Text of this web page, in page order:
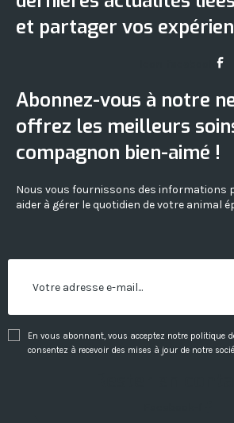
et partager vos
Abonnez-vous à notre
offrez les meilleurs
compagnon bien-aimé !
Nous vous fournissons des informations
aider à gérer le quotidien de votre animal
En vous abonnant, vous acceptez notre politique
consentez à recevoir des mises à jour de notre